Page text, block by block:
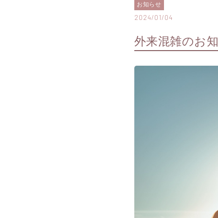
お知らせ
2024/01/04
外来混雑のお